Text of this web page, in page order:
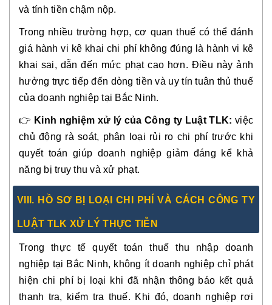
và tính tiền chậm nộp.
Trong nhiều trường hợp, cơ quan thuế có thể đánh
giá hành vi kê khai chi phí không đúng là hành vi kê
khai sai, dẫn đến mức phạt cao hơn. Điều này ảnh
hưởng trực tiếp đến dòng tiền và uy tín tuân thủ thuế
của doanh nghiệp tại Bắc Ninh.
👉 Kinh nghiệm xử lý của Công ty Luật TLK: việc
chủ động rà soát, phân loại rủi ro chi phí trước khi
quyết toán giúp doanh nghiệp giảm đáng kể khả
năng bị truy thu và xử phạt.
VIII. HỒ SƠ BỊ LOẠI CHI PHÍ VÀ CÁCH CÔNG TY
LUẬT TLK XỬ LÝ THỰC TIỄN
Trong thực tế quyết toán thuế thu nhập doanh
nghiệp tại Bắc Ninh, không ít doanh nghiệp chỉ phát
hiện chi phí bị loại khi đã nhận thông báo kết quả
thanh tra, kiểm tra thuế. Khi đó, doanh nghiệp rơi